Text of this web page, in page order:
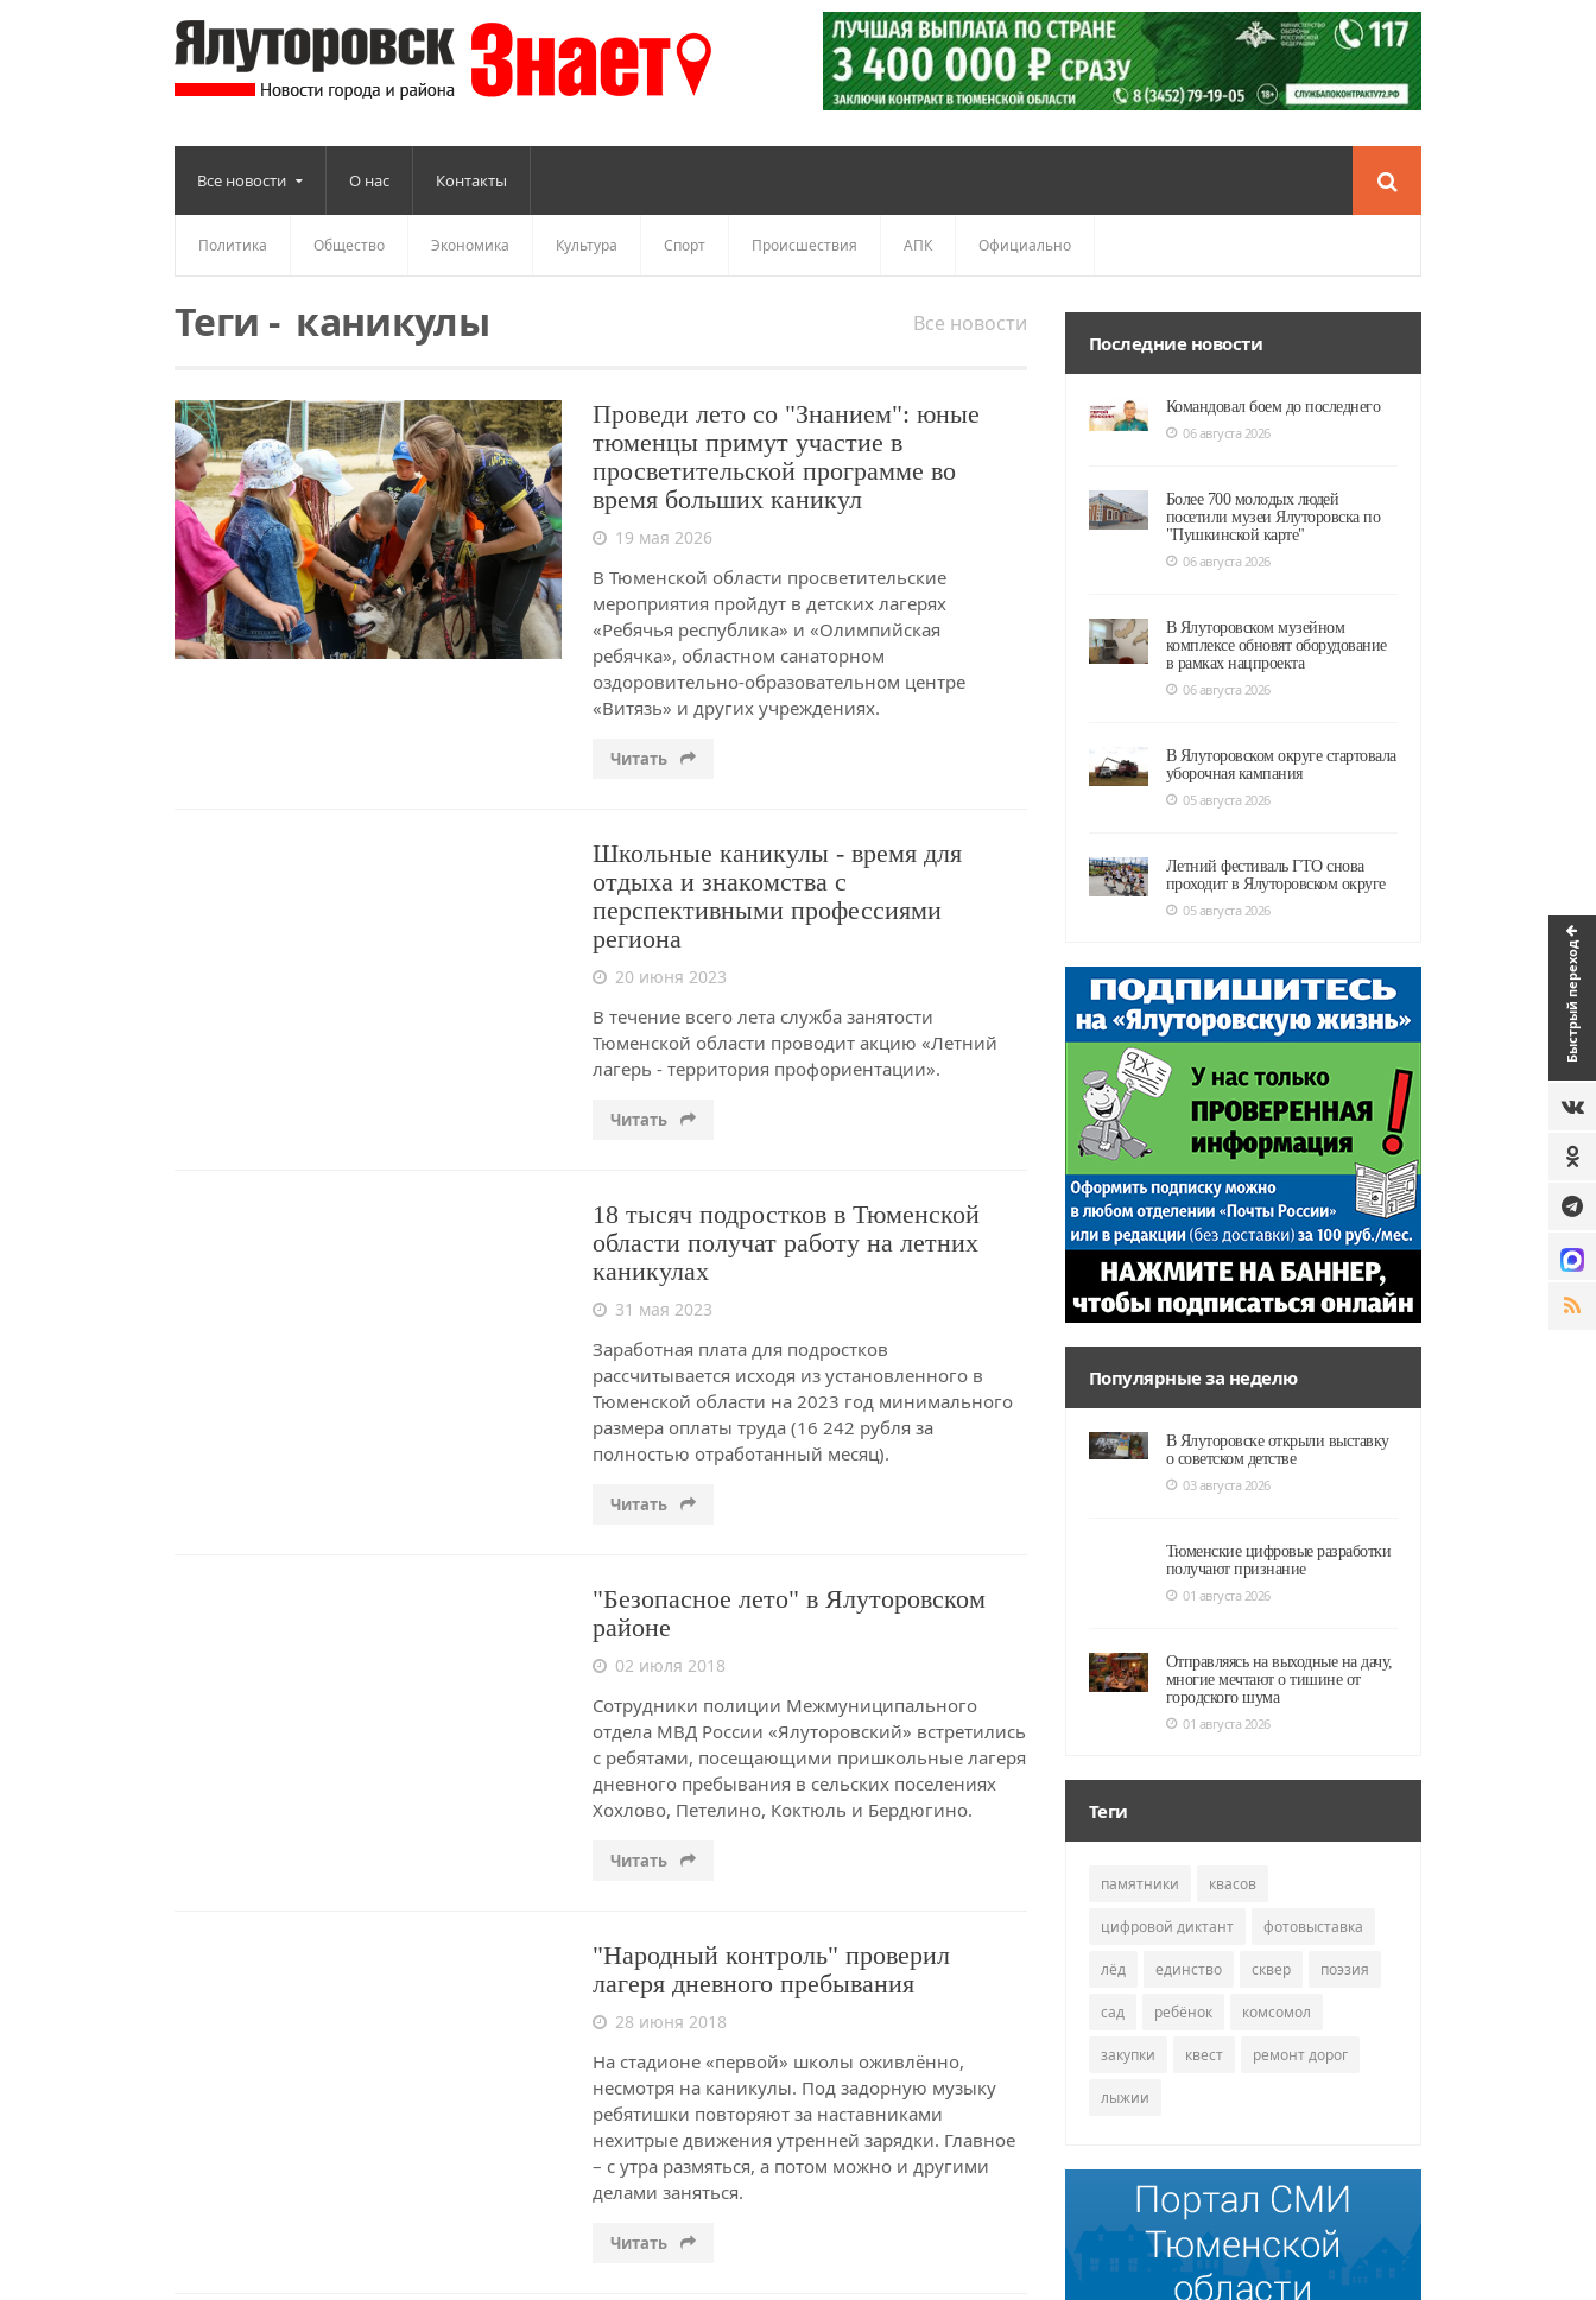
Быстрый переход
Все новости О нас Контакты
Политика Общество Экономика Культура Спорт Происшествия АПК Официально
Все новости
Теги -каникулы
Читать
Проведи лето со "Знанием": юные
тюменцы примут участие в
просветительской программе во
время больших каникул
19 мая 2026
В Тюменской области просветительские
мероприятия пройдут в детских лагерях
«Ребячья республика» и «Олимпийская
ребячка», областном санаторном
оздоровительно-образовательном центре
«Витязь» и других учреждениях.
Читать
Школьные каникулы - время для
отдыха и знакомства с
перспективными профессиями
региона
20 июня 2023
В течение всего лета служба занятости
Тюменской области проводит акцию «Летний
лагерь - территория профориентации».
Читать
18 тысяч подростков в Тюменской
области получат работу на летних
каникулах
31 мая 2023
Заработная плата для подростков
рассчитывается исходя из установленного в
Тюменской области на 2023 год минимального
размера оплаты труда (16 242 рубля за
полностью отработанный месяц).
Читать
"Безопасное лето" в Ялуторовском
районе
02 июля 2018
Сотрудники полиции Межмуниципального
отдела МВД России «Ялуторовский» встретились
с ребятами, посещающими пришкольные лагеря
дневного пребывания в сельских поселениях
Хохлово, Петелино, Коктюль и Бердюгино.
Читать
"Народный контроль" проверил
лагеря дневного пребывания
28 июня 2018
На стадионе «первой» школы оживлённо,
несмотря на каникулы. Под задорную музыку
ребятишки повторяют за наставниками
нехитрые движения утренней зарядки. Главное
– с утра размяться, а потом можно и другими
делами заняться.
Читать
Последние новости
Командовал боем до последнего
06 августа 2026
Более 700 молодых людей
посетили музеи Ялуторовска по
"Пушкинской карте"
06 августа 2026
В Ялуторовском музейном
комплексе обновят оборудование
в рамках нацпроекта
06 августа 2026
В Ялуторовском округе стартовала
уборочная кампания
05 августа 2026
Летний фестиваль ГТО снова
проходит в Ялуторовском округе
05 августа 2026
Популярные за неделю
В Ялуторовске открыли выставку
о советском детстве
03 августа 2026
Тюменские цифровые разработки
получают признание
01 августа 2026
Отправляясь на выходные на дачу,
многие мечтают о тишине от
городского шума
01 августа 2026
Теги
памятники квасов
цифровой диктант фотовыставка
лёд единство сквер поэзия
сад ребёнок комсомол
закупки квест ремонт дорог
лыжии